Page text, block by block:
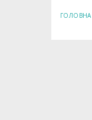
ГОЛОВНА